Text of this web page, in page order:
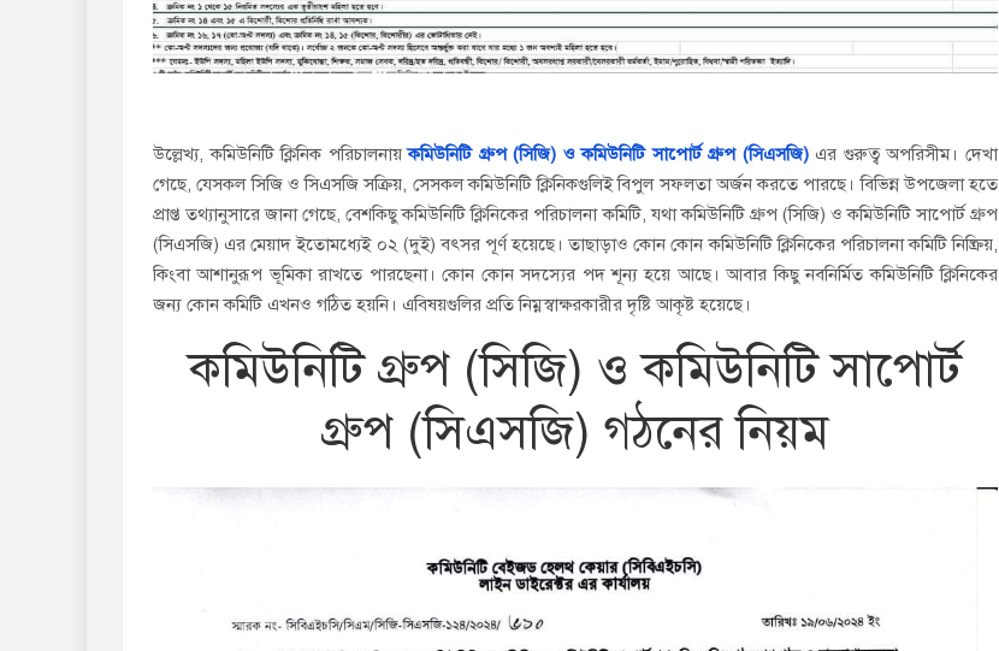
উল্লেখ্য, কমিউনিটি ক্লিনিক পরিচালনায়কমিউনিটি গ্রুপ (সিজি) ও কমিউনিটি সাপোর্ট গ্রুপ (সিএসজি)এর গুরুত্ব অপরিসীম। দেখা
গেছে, যেসকল সিজি ও সিএসজি সক্রিয়, সেসকল কমিউনিটি ক্লিনিকগুলিই বিপুল সফলতা অর্জন করতে পারছে। বিভিন্ন উপজেলা হতে
প্রাপ্ত তথ্যানুসারে জানা গেছে, বেশকিছু কমিউনিটি ক্লিনিকের পরিচালনা কমিটি, যথা কমিউনিটি গ্রুপ (সিজি) ও কমিউনিটি সাপোর্ট গ্রুপ
(সিএসজি) এর মেয়াদ ইতোমধ্যেই ০২ (দুই) বৎসর পূর্ণ হয়েছে। তাছাড়াও কোন কোন কমিউনিটি ক্লিনিকের পরিচালনা কমিটি নিষ্ক্রিয়,
কিংবা আশানুরূপ ভূমিকা রাখতে পারছেনা। কোন কোন সদস্যের পদ শূন্য হয়ে আছে। আবার কিছু নবনির্মিত কমিউনিটি ক্লিনিকের
জন্য কোন কমিটি এখনও গঠিত হয়নি। এবিষয়গুলির প্রতি নিম্নস্বাক্ষরকারীর দৃষ্টি আকৃষ্ট হয়েছে।
কমিউনিটি গ্রুপ (সিজি) ও কমিউনিটি সাপোর্ট
গ্রুপ (সিএসজি) গঠনের নিয়ম